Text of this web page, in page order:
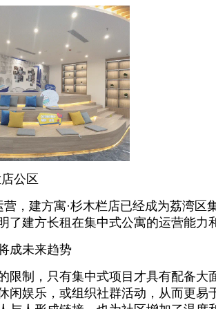
公区
，建方寓·杉木栏店已经成为荔湾区
了建方长租在集中式公寓的运营能力
成未来趋势
限制，只有集中式项目才具有配备大
闲娱乐，或组织社群活动，从而更易